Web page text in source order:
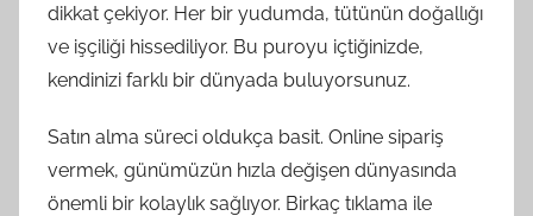
dikkat çekiyor. Her bir yudumda, tütünün doğallığı
ve işçiliği hissediliyor. Bu puroyu içtiğinizde,
kendinizi farklı bir dünyada buluyorsunuz.
Satın alma süreci oldukça basit. Online sipariş
vermek, günümüzün hızla değişen dünyasında
önemli bir kolaylık sağlıyor. Birkaç tıklama ile